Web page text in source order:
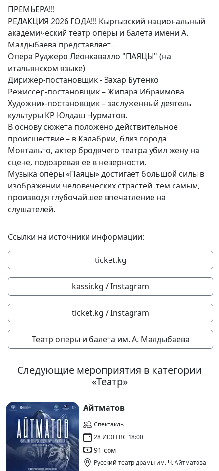
ПРЕМЬЕРА!!!
РЕДАКЦИЯ 2026 ГОДА!!! Кыргызский национальный
академический театр оперы и балета имени А.
Малдыбаева представляет...
Опера Руджеро Леонкавалло "ПАЯЦЫ" (на
итальянском языке)
Дирижер-постановщик - Захар Бутенко
Режиссер-постановщик – Жипара Ибраимова
Художник-постановщик – заслуженный деятель
культуры КР Юлдаш Нурматов.
В основу сюжета положено действительное
происшествие – в Калабрии, близ города
Монтальто, актер бродячего театра убил жену на
сцене, подозревая ее в неверности.
Музыка оперы «Паяцы» достигает большой силы в
изображении человеческих страстей, тем самым,
производя глубочайшее впечатление на
слушателей.
Ссылки на источники информации:
ticket.kg
kassir.kg / Instagram
ticket.kg / Instagram
Театр оперы и балета им. А. Малдыбаева
Следующие мероприятия в категории
«Театр»
Айтматов
Спектакль
28 ИЮН ВС 18:00
91 сом
Русский театр драмы им. Ч. Айтматова